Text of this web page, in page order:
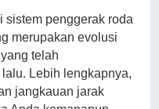
sistem penggerak roda
merupakan evolusi
telah
Lebih lengkapnya,
jangkauan jarak